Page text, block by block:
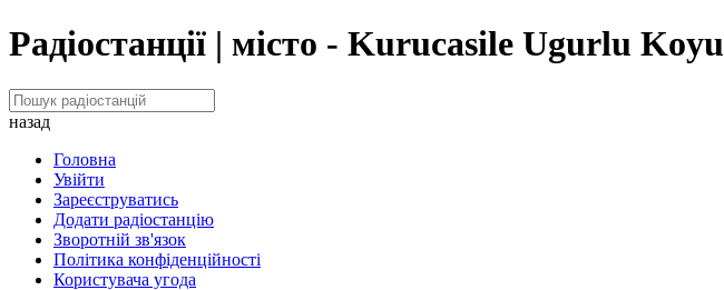
Радіостанції | місто - Kurucasile Ugurlu Koyu
назад
Головна
Увійти
Зареєструватись
Додати радіостанцію
Зворотній зв'язок
Політика конфіденційності
Користувача угода